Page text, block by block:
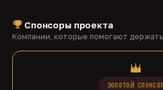
Спонсоры проекта
Компании, которые помогают
ЗОЛОТОЙ